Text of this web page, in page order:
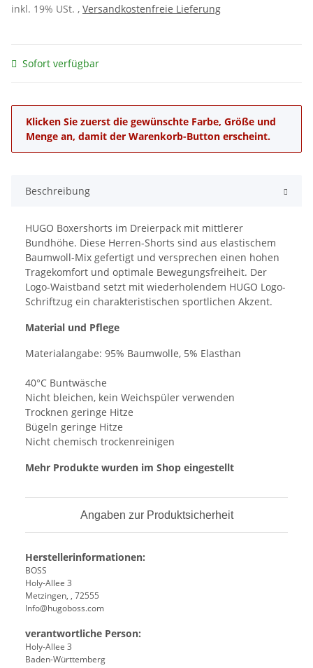
inkl. 19% USt. , Versandkostenfreie Lieferung
Sofort verfügbar
x
Klicken Sie zuerst die gewünschte Farbe, Größe und
Menge an, damit der Warenkorb-Button erscheint.
Beschreibung
HUGO Boxershorts im Dreierpack mit mittlerer
Bundhöhe. Diese Herren-Shorts sind aus elastischem
Baumwoll-Mix gefertigt und versprechen einen hohen
Tragekomfort und optimale Bewegungsfreiheit. Der
Logo-Waistband setzt mit wiederholendem HUGO Logo-
Schriftzug ein charakteristischen sportlichen Akzent.
Material und Pflege
Materialangabe: 95% Baumwolle, 5% Elasthan
40°C Buntwäsche
Nicht bleichen, kein Weichspüler verwenden
Trocknen geringe Hitze
Bügeln geringe Hitze
Nicht chemisch trockenreinigen
Mehr Produkte wurden im Shop eingestellt
Angaben zur Produktsicherheit
Herstellerinformationen:
BOSS
Holy-Allee 3
Metzingen, , 72555
Info@hugoboss.com
verantwortliche Person:
Holy-Allee 3
Baden-Württemberg